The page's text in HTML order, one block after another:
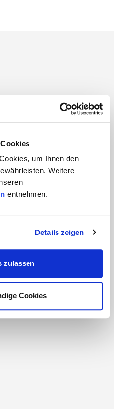
um Ihnen den
Weitere
entnehmen.
Details zeigen
zulassen
Cookies